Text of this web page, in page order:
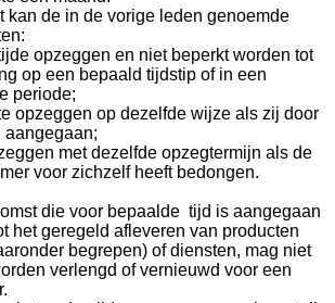
kan de in de vorige leden genoemde
opzeggen en niet beperkt worden tot
op een bepaald tijdstip of in een
periode;
opzeggen op dezelfde wijze als zij door
aangegaan;
met dezelfde opzegtermijn als de
voor zichzelf heeft bedongen.
die voor bepaalde tijd is aangegaan
het geregeld afleveren van producten
begrepen) of diensten, mag niet
verlengd of vernieuwd voor een